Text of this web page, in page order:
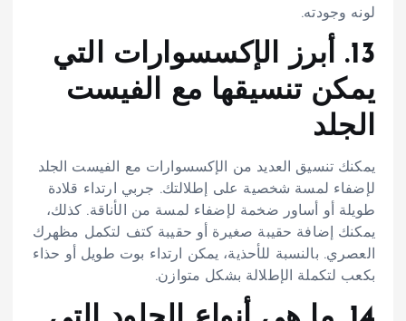
لونه وجودته.
13. أبرز الإكسسوارات التي
يمكن تنسيقها مع الفيست
الجلد
يمكنك تنسيق العديد من الإكسسوارات مع الفيست الجلد
لإضفاء لمسة شخصية على إطلالتك. جربي ارتداء قلادة
طويلة أو أساور ضخمة لإضفاء لمسة من الأناقة. كذلك،
يمكنك إضافة حقيبة صغيرة أو حقيبة كتف لتكمل مظهرك
العصري. بالنسبة للأحذية، يمكن ارتداء بوت طويل أو حذاء
بكعب لتكملة الإطلالة بشكل متوازن.